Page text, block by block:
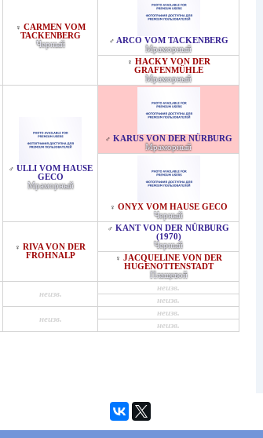
♀ CARMEN VOM
TACKENBERG
Черный
♂ ARCO VOM TACKENBERG
Мраморный
♀ HACKY VON DER
GRAFENMÜHLE
Мраморный
♂ ULLI VOM HAUSE
GECO
Мраморный
♂ KARUS VON DER NÜRBURG
Мраморный
♀ ONYX VOM HAUSE GECO
Черный
♀ RIVA VON DER
FROHNALP
♂ KANT VON DER NÜRBURG
(1970)
Черный
♀ JACQUELINE VON DER
HUGENOTTENSTADT
Плащевой
неизв.
неизв.
неизв.
неизв.
неизв.
неизв.